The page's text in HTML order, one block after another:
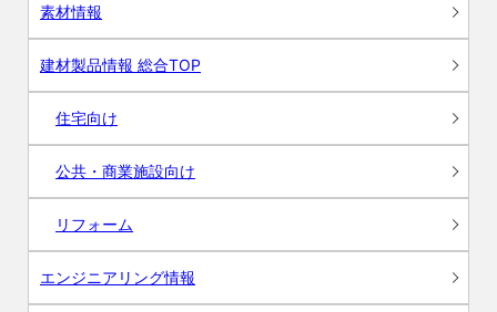
素材情報
建材製品情報 総合TOP
住宅向け
公共・商業施設向け
リフォーム
エンジニアリング情報